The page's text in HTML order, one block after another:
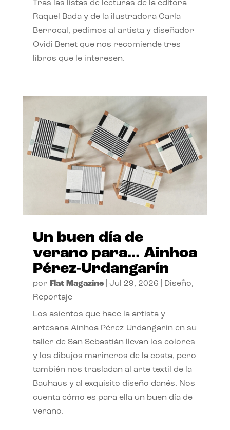
Tras las listas de lecturas de la editora
Raquel Bada y de la ilustradora Carla
Berrocal, pedimos al artista y diseñador
Ovidi Benet que nos recomiende tres
libros que le interesen.
Un buen día de
verano para… Ainhoa
Pérez-Urdangarín
por Flat Magazine| Jul 29, 2026 Diseño,
Reportaje
Los asientos que hace la artista y
artesana Ainhoa Pérez-Urdangarín en su
taller de San Sebastián llevan los colores
y los dibujos marineros de la costa, pero
también nos trasladan al arte textil de la
Bauhaus y al exquisito diseño danés. Nos
cuenta cómo es para ella un buen día de
verano.